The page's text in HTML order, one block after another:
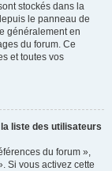
stockés dans la
le panneau de
généralement en
du forum. Ce
et toutes vos
liste des utilisateurs
du forum »,
Si vous activez cette